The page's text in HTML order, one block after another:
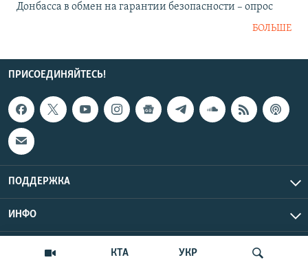
КТА УКР
Донбасса в обмен на гарантии безопасности – опрос
БОЛЬШЕ
ПРИСОЕДИНЯЙТЕСЬ!
ПОДДЕРЖКА
ИНФО
Copyright Крым.Реалии, 2026 | Все права защищены.
UTC+3